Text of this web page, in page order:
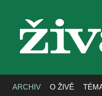
živa
ARCHIV O ŽIVĚ